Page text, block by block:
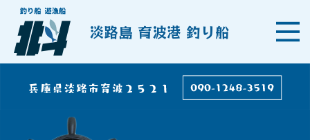
淡路島 育波港 釣り船